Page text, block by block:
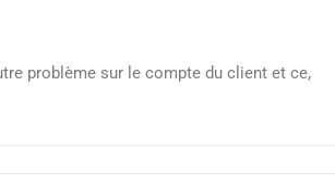
problème sur le compte du client et ce,